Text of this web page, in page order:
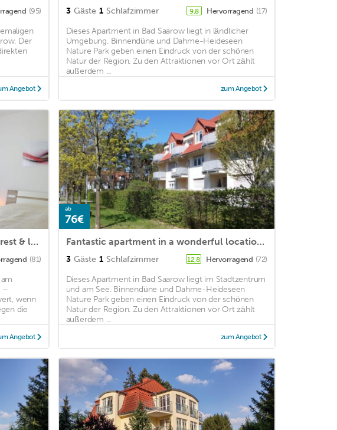
(95)
Der
Angebot
3 Gäste 1 Schlafzimmer 9,8 Hervorragend (17)
Dieses Apartment in Bad Saarow liegt in ländlicher
Umgebung. Binnendüne und Dahme-Heideseen
Nature Park geben einen Eindruck von der schönen
Natur der Region. Zu den Attraktionen vor Ort zählt
außerdem ...
zum Angebot
Salt apartment butterfly between forest & lake
(81)
–
wenn
die
Angebot
ab
76€
Fantastic apartment in a wonderful location at the spa! 100m. to the Scharmützelsee!
3 Gäste 1 Schlafzimmer 12,8 Hervorragend (72)
Dieses Apartment in Bad Saarow liegt im Stadtzentrum
und am See. Binnendüne und Dahme-Heideseen
Nature Park geben einen Eindruck von der schönen
Natur der Region. Zu den Attraktionen vor Ort zählt
außerdem ...
zum Angebot